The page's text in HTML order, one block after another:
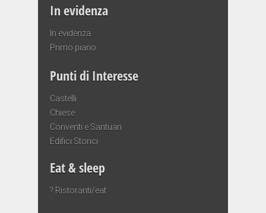
In evidenza
In evidenza
Primo piano
Punti di Interesse
Castelli
Chiese
Conventi e Santuari
Edifici Storici
Eat & sleep
? Ristoranti/eat